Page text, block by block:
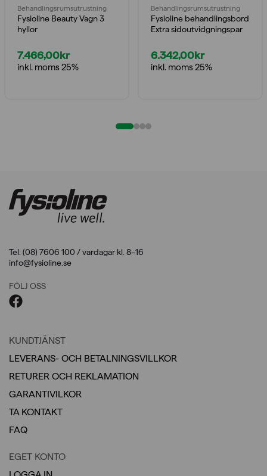
Behandlings­rumsutrustning
Fysioline Beauty Vagn 3
hyllor
7.466,00kr
inkl. moms 25%
Behandlings­rumsutrustning
Fysioline behandlingsbord
Extra sidoutvidgningspar
6.342,00kr
inkl. moms 25%
Tel. (08) 7606 100 / vardagar kl. 8–16
info@fysioline.se
FÖLJ OSS
KUNDTJÄNST
LEVERANS- OCH BETALNINGSVILLKOR
RETURER OCH REKLAMATION
GARANTIVILKOR
TA KONTAKT
FAQ
EGET KONTO